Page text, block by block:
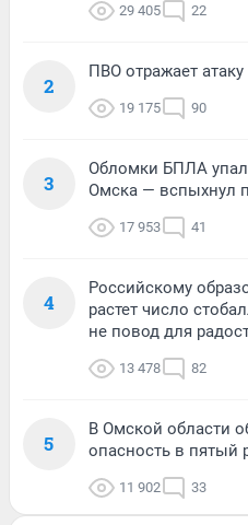
29 405 22
2
ПВО отражает
19 175 90
3
Обломки БПЛА
Омска — вспыхнул
17 953 41
4
Российскому
растет число
не повод для
13 478 82
5
В Омской области
опасность в пятый
11 902 33